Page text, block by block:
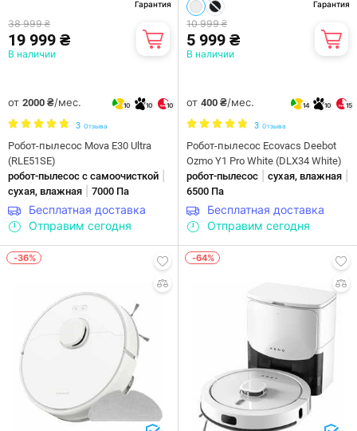
Гарантия
38 999 ₴
19 999 ₴
В наличии
от 2000 ₴/мес. 10 10 10
3 Отзыва
Робот-пылесос Mova E30 Ultra
(RLE51SE)
робот-пылесос с самоочисткой
сухая, влажная 7000 Па
Бесплатная доставка
Отправим сегодня
Гарантия
10 999 ₴
5 999 ₴
В наличии
от 400 ₴/мес. 14 10 15
3 Отзыва
Робот-пылесос Ecovacs Deebot
Ozmo Y1 Pro White (DLX34 White)
робот-пылесос
сухая, влажная
6500 Па
Бесплатная доставка
Отправим сегодня
-36% -64%